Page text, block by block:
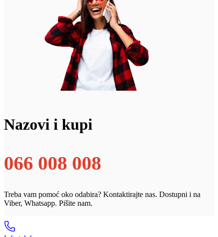
Nazovi i kupi
066 008 008
Treba vam pomoć oko odabira? Kontaktirajte nas. Dostupni i na
Viber, Whatsapp. Pišite nam.